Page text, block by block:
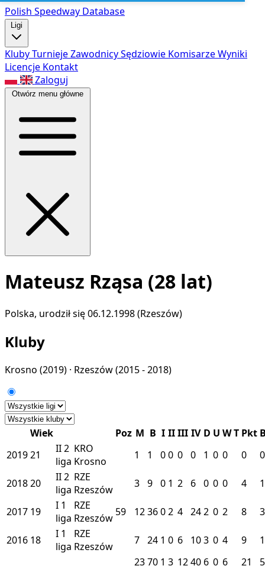
Polish Speedway Database
Ligi
KlubyTurniejeZawodnicySędziowie KomisarzeWyniki
Licencje Kontakt
Zaloguj
Otwórz menu główne
Mateusz Rząsa (28 lat)
Polska, urodził się 06.12.1998 (Rzeszów)
Kluby
Krosno (2019) · Rzeszów(2015 - 2018)
Wiek Poz M B I IIIII IV D U WT Pkt
201921 II2
liga
KRO
Krosno
1 1 00 0 0 1 0 0 0 0
201820 II2
liga
RZE
Rzeszów
3 9 0 1 2 6 0 0 0 4 1
2017 19 I 1
liga
RZE
Rzeszów 59 123602 4 242 0 2 8 3
2016 18 I 1
liga
RZE
Rzeszów
7 24 1 0 6 103 0 4 9
1
2370 1 3 1240 6 0 6 21
5